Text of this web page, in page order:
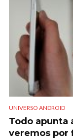
UNIVERSO ANDROID
Todo apunta
veremos por